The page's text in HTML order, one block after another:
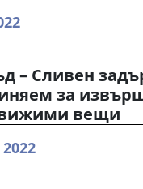
– Сливен
за
вещи